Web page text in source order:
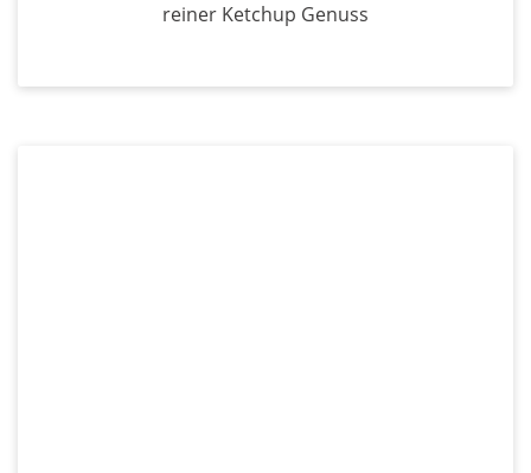
reiner Ketchup Genuss